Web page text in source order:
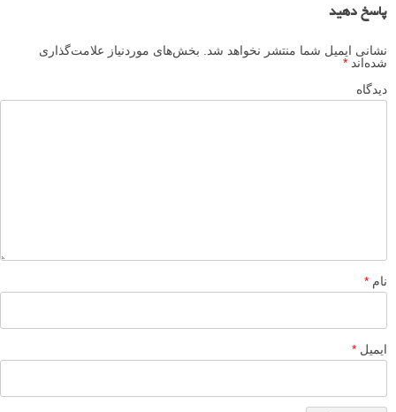
پاسخ دهید
نشانی ایمیل شما منتشر نخواهد شد.
بخش‌های موردنیاز علامت‌گذاری
شده‌اند *
دیدگاه
نام *
ایمیل *